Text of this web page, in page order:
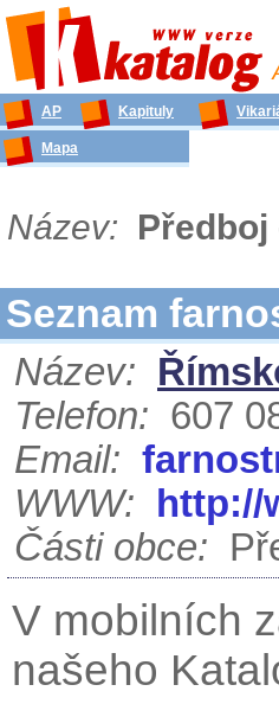
AP Kapituly
Mapa
Název:
Seznam
Název:
Telefon: 607
Email:
WWW:
http://
Části obce:
V mobilních
našeho